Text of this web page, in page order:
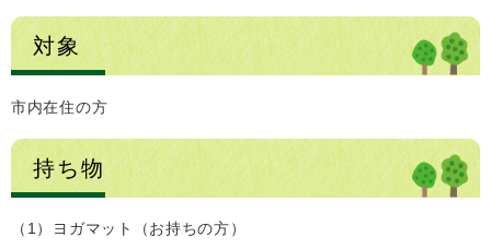
対象
市内在住の方
持ち物
（1）ヨガマット（お持ちの方）